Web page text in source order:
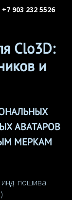
903 232 5526
Clo3D:
и
АВАТАРОВ
МЕРКАМ
пошива